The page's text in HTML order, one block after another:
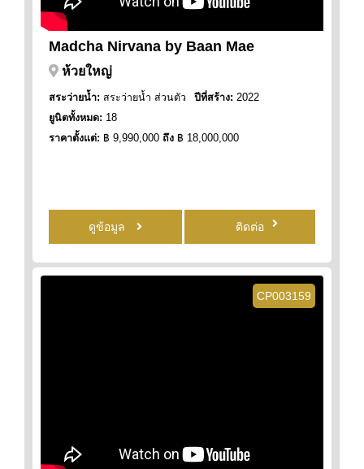
Madcha Nirvana by Baan Mae
ห้วยใหญ่
สระว่ายน้ำ: สระว่ายน้ำ ส่วนตัว ปีที่สร้าง: 2022
ยูนิตทั้งหมด: 18
ราคาตั้งแต่: ฿ 9,990,000 ถึง ฿ 18,000,000
ดูข้อมูล ติดต่อ
CP003159